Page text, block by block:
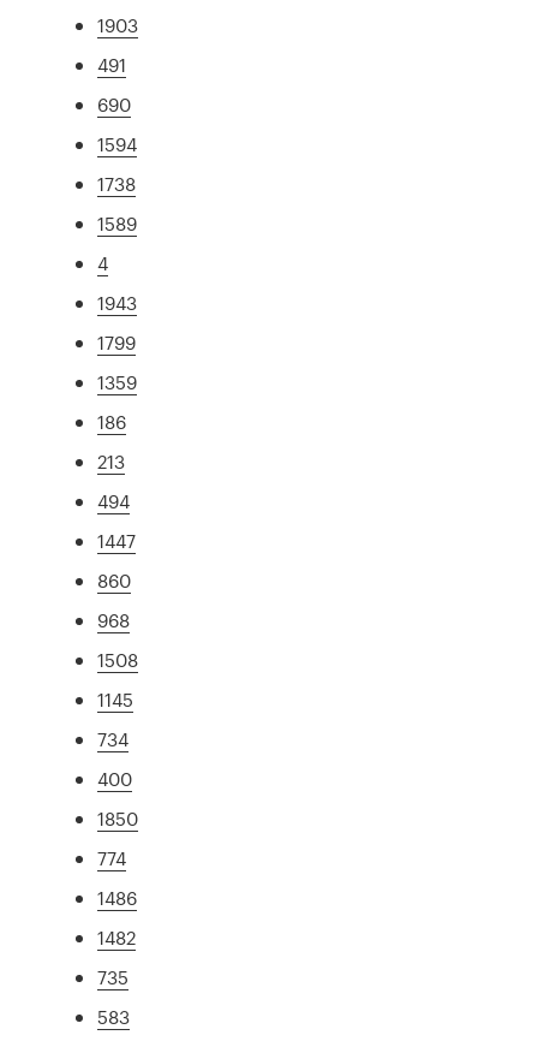
1903
491
690
1594
1738
1589
4
1943
1799
1359
186
213
494
1447
860
968
1508
1145
734
400
1850
774
1486
1482
735
583